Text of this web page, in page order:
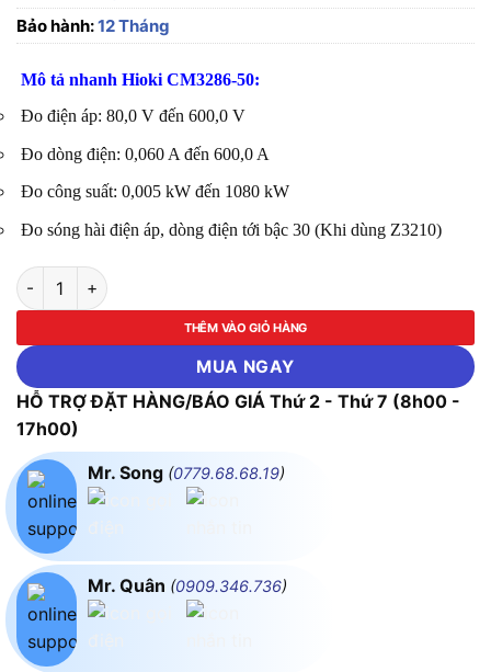
Bảo hành:12 Tháng
Mô tả nhanh Hioki CM3286-50:
Đo điện áp: 80,0 V đến 600,0 V
Đo dòng điện: 0,060 A đến 600,0 A
Đo công suất: 0,005 kW đến 1080 kW
Đo sóng hài điện áp, dòng điện tới bậc 30 (Khi dùng Z3210)
Ampe kìm đo công suất AC 1080kW Hioki CM3286-50 số
THÊM VÀO GIỎ HÀNG
MUA NGAY
HỖ TRỢ ĐẶT HÀNG/BÁO GIÁ Thứ 2 - Thứ 7 (8h00 -
17h00)
Mr. Song (0779.68.68.19)
Mr. Quân (0909.346.736)